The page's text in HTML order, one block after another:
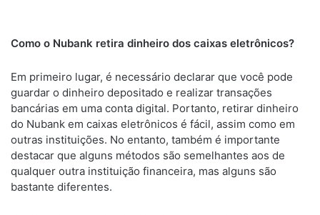
Como o Nubank retira dinheiro dos caixas eletrônicos?
Em primeiro lugar, é necessário declarar que você pode
guardar o dinheiro depositado e realizar transações
bancárias em uma conta digital. Portanto, retirar dinheiro
do Nubank em caixas eletrônicos é fácil, assim como em
outras instituições. No entanto, também é importante
destacar que alguns métodos são semelhantes aos de
qualquer outra instituição financeira, mas alguns são
bastante diferentes.